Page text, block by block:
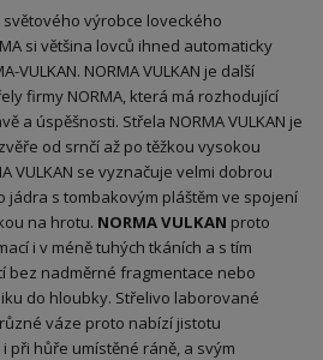
výrobce loveckého
si většina lovců ihned automaticky
VULKAN. NORMA VULKAN je další
firmy NORMA, která má rozhodující
a úspěšnosti. Střela NORMA VULKAN je
od srnčí až po těžkou vysokou
VULKAN se vyznačuje velmi dobrou
jádra s tombakovým pláštěm ve spojení
na hrotu. NORMA VULKAN proto
i v méně tuhých tkáních a s tím
bez nadměrné fragmentace nebo
do hloubky. Střelivo laborované
různé váze proto nabízí jistotu
při hůře umístěné ráně, a svým